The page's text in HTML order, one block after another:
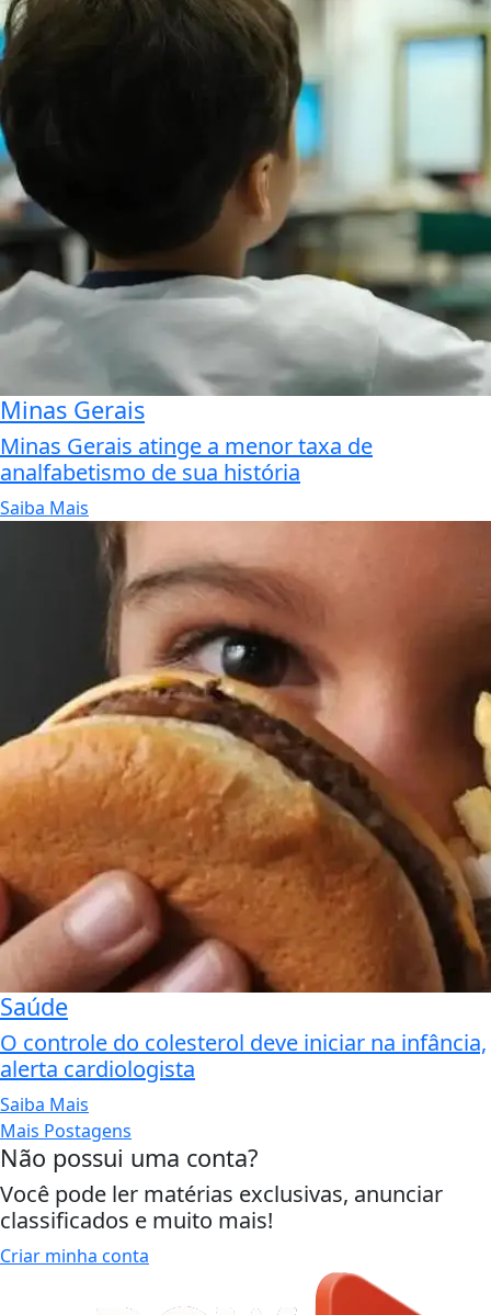
Minas Gerais
Minas Gerais atinge a menor taxa de
analfabetismo de sua história
Saiba Mais
Saúde
O controle do colesterol deve iniciar na infância,
alerta cardiologista
Saiba Mais
Mais Postagens
Não possui uma conta?
Você pode ler matérias exclusivas, anunciar
classificados e muito mais!
Criar minha conta